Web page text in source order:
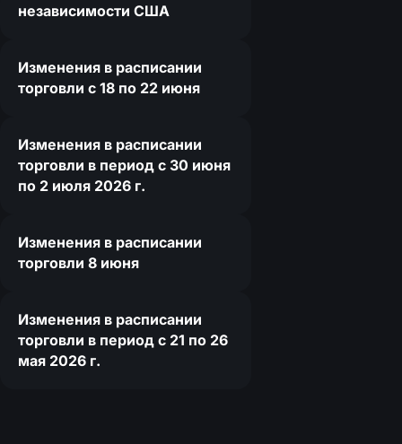
независимости США
Изменения в расписании
торговли c 18 по 22 июня
Изменения в расписании
торговли в период с 30 июня
по 2 июля 2026 г.
Изменения в расписании
торговли 8 июня
Изменения в расписании
торговли в период с 21 по 26
мая 2026 г.